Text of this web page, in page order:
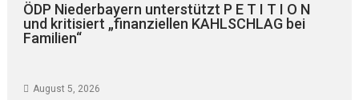
ÖDP Niederbayern unterstützt P E T I T I O N
und kritisiert „finanziellen KAHLSCHLAG bei
Familien“
August 5, 2026